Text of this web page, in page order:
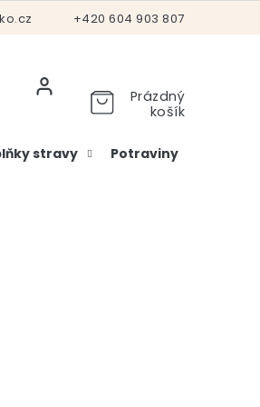
+420 604 903 807
Vrácení a reklamace
Prázdný
košík
stravy Potraviny